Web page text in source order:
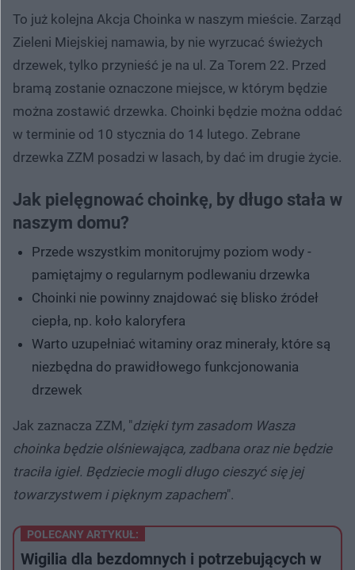
To już kolejna Akcja Choinka w naszym mieście. Zarząd
Zieleni Miejskiej namawia, by nie wyrzucać świeżych
drzewek, tylko przynieść je na ul. Za Torem 22. Przed
bramą zostanie oznaczone miejsce, w którym będzie
można zostawić drzewka. Choinki będzie można oddać
w terminie od 10 stycznia do 14 lutego. Zebrane
drzewka ZZM posadzi w lasach, by dać im drugie życie.
Jak pielęgnować choinkę, by długo stała w
naszym domu?
Przede wszystkim monitorujmy poziom wody -
pamiętajmy o regularnym podlewaniu drzewka
Choinki nie powinny znajdować się blisko źródeł
ciepła, np. koło kaloryfera
Warto uzupełniać witaminy oraz minerały, które są
niezbędna do prawidłowego funkcjonowania
drzewek
Jak zaznacza ZZM, "dzięki tym zasadom Wasza
choinka będzie olśniewająca, zadbana oraz nie będzie
traciła igieł. Będziecie mogli długo cieszyć się jej
towarzystwem i pięknym zapachem".
POLECANY ARTYKUŁ:
Wigilia dla bezdomnych i potrzebujących w